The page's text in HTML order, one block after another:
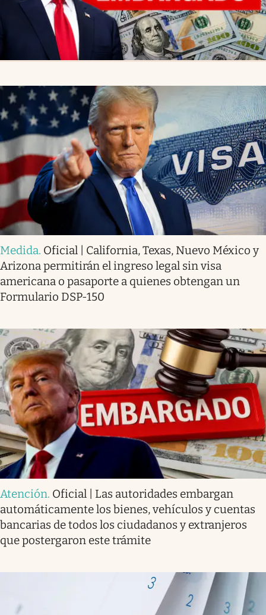
Medida. Oficial | California, Texas, Nuevo México y
Arizona permitirán el ingreso legal sin visa
americana o pasaporte a quienes obtengan un
Formulario DSP-150
Atención. Oficial | Las autoridades embargan
automáticamente los bienes, vehículos y cuentas
bancarias de todos los ciudadanos y extranjeros
que postergaron este trámite